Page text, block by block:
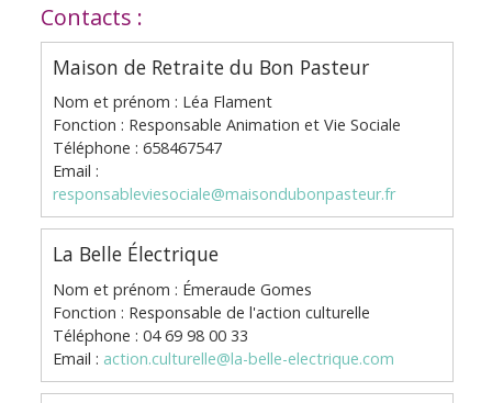
Contacts :
Maison de Retraite du Bon Pasteur
Nom et prénom : Léa Flament
Fonction : Responsable Animation et Vie Sociale
Téléphone : 658467547
Email :
responsableviesociale@maisondubonpasteur.fr
La Belle Électrique
Nom et prénom : Émeraude Gomes
Fonction : Responsable de l'action culturelle
Téléphone : 04 69 98 00 33
Email : action.culturelle@la-belle-electrique.com